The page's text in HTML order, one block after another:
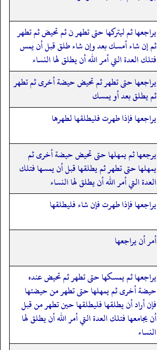
يراجعها ثم ليتركها حتى تطهر ن ثم تحيض ثم تطهر
ثم إن شاء أمسك بعد وإن شاء طلق قبل أن يمس
فتلك العدة التي أمر الله أن يطلق لها النساء
يراجعها حتى تطهر ثم تحيض حيضة أخرى ثم تطهر
ثم يطلق بعد أو يمسك
يراجعها فإذا طهرت فليطلقها لطهرها
يرجعها ثم يمهلها حتى تحيض حيضة أخرى ثم
يمهلها حتى تطهر ثم يطلقها قبل أن يمسها فتلك
العدة التي أمر الله أن يطلق لها النساء
يراجعها فإذا طهرت فإن شاء فليطلقها
أمر أن يراجعها
يراجعها ثم يمسكها حتى تطهر ثم تحيض عنده
حيضة أخرى ثم يمهلها حتى تطهر من حيضتها
فإن أراد أن يطلقها فليطلقها حين تطهر من قبل
أن يجامعها فتلك العدة التي أمر الله أن يطلق لها
النساء